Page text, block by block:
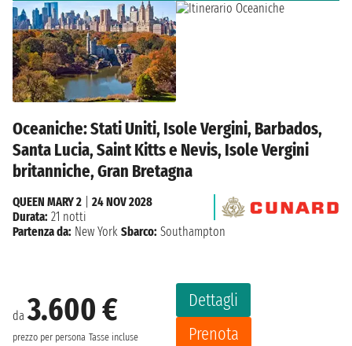
Oceaniche: Stati Uniti, Isole Vergini, Barbados,
Santa Lucia, Saint Kitts e Nevis, Isole Vergini
britanniche, Gran Bretagna
da3.600 €
prezzo per persona Tasse incluse
Dettagli
Prenota
QUEEN MARY 2
24 NOV 2028
Durata: 21 notti
Partenza da: New York Sbarco: Southampton